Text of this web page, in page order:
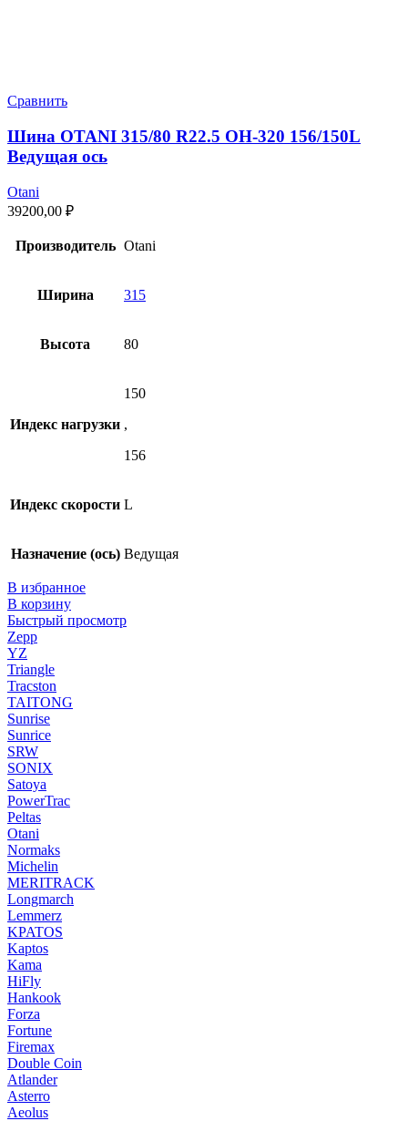
Сравнить
Шина OTANI 315/80 R22.5 OH-320 156/150L
Ведущая ось
Otani
39200,00 ₽
Производитель Otani
Ширина 315
Высота 80
Индекс нагрузки
150
,
156
Индекс скорости L
Назначение (ось) Ведущая
В избранное
В корзину
Быстрый просмотр
Zepp
YZ
Triangle
Tracston
TAITONG
Sunrise
Sunrice
SRW
SONIX
Satoya
PowerTrac
Peltas
Otani
Normaks
Michelin
MERITRACK
Longmarch
Lemmerz
KPATOS
Kaptos
Kama
HiFly
Hankook
Forza
Fortune
Firemax
Double Coin
Atlander
Asterro
Aeolus